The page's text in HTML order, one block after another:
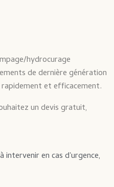
hydrocurage
de dernière génération
et efficacement.
un devis gratuit,
intervenir en cas d'urgence,